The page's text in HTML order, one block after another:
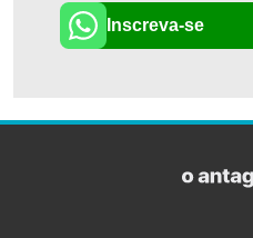
Inscreva-se